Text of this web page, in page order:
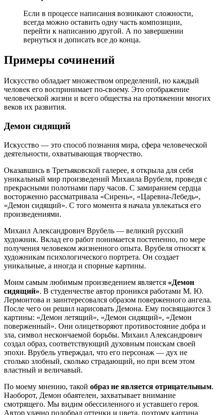
Если в процессе написания возникают сложности,
всегда можно оставить одну часть композиции,
перейти к написанию другой. А по завершении
вернуться и дописать все до конца.
Примеры сочинений
Искусство обладает множеством определений, но каждый
человек его воспринимает по-своему. Это отображение
человеческой жизни и всего общества на протяжении многих
веков их развития.
Демон сидящий
Искусство — это способ познания мира, сфера человеческой
деятельности, охватывающая творчество.
Оказавшись в Третьяковской галерее, я открыла для себя
уникальный мир произведений Михаила Врубеля, проведя с
прекрасными полотнами пару часов. С замиранием сердца
восторженно рассматривала «Сирень», «Царевна-Лебедь»,
«Демон сидящий». С того момента я начала увлекаться его
произведениями.
Михаил Александрович Врубель — великий русский
художник. Вклад его работ понимается постепенно, по мере
получения человеком жизненного опыта. Врубеля относят к
художникам психологического портрета. Он создает
уникальные, а иногда и спорные картины.
Моим самым любимым произведением является «Демон
сидящий». В студенчестве автор проникся работами М. Ю.
Лермонтова и заинтересовался образом поверженного ангела.
После чего он решил нарисовать Демона. Ему посвящаются 3
картины: «Демон летящий», «Демон сидящий», «Демон
поверженный». Они олицетворяют противостояние добра и
зла, символ нескончаемой борьбы. Михаил Александрович
создал образ, соответствующий духовным поискам своей
эпохи. Врубель утверждал, что его персонаж — дух не
столько злобный, сколько страдающий, но при всем этом
властный и величавый.
По моему мнению, такой образ не является отрицательным.
Наоборот, Демон обаятелен, захватывает внимание
смотрящего. Мы видим обессиленного и уставшего героя.
Автор удачно подобрал оттенки и цвета, поэтому картина